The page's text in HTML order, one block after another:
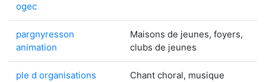
ogec
pargnyresson
animation
Maisons de jeunes, foyers,
clubs de jeunes
ple d organisations
Chant choral, musique